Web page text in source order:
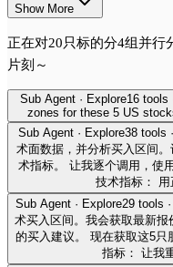
Show More
正在对20只标的分4组并行
片刻～
Sub Agent · Explore16 tools
zones for these 5 US
Sub Agent · Explore38 tools
术面数据，并分析买入区间
术指标。 让我逐个调用，使
技术指标： 用
Sub Agent · Explore29 tools
术买入区间。我会获取最新
的买入建议。 现在获取这5
指标： 让我